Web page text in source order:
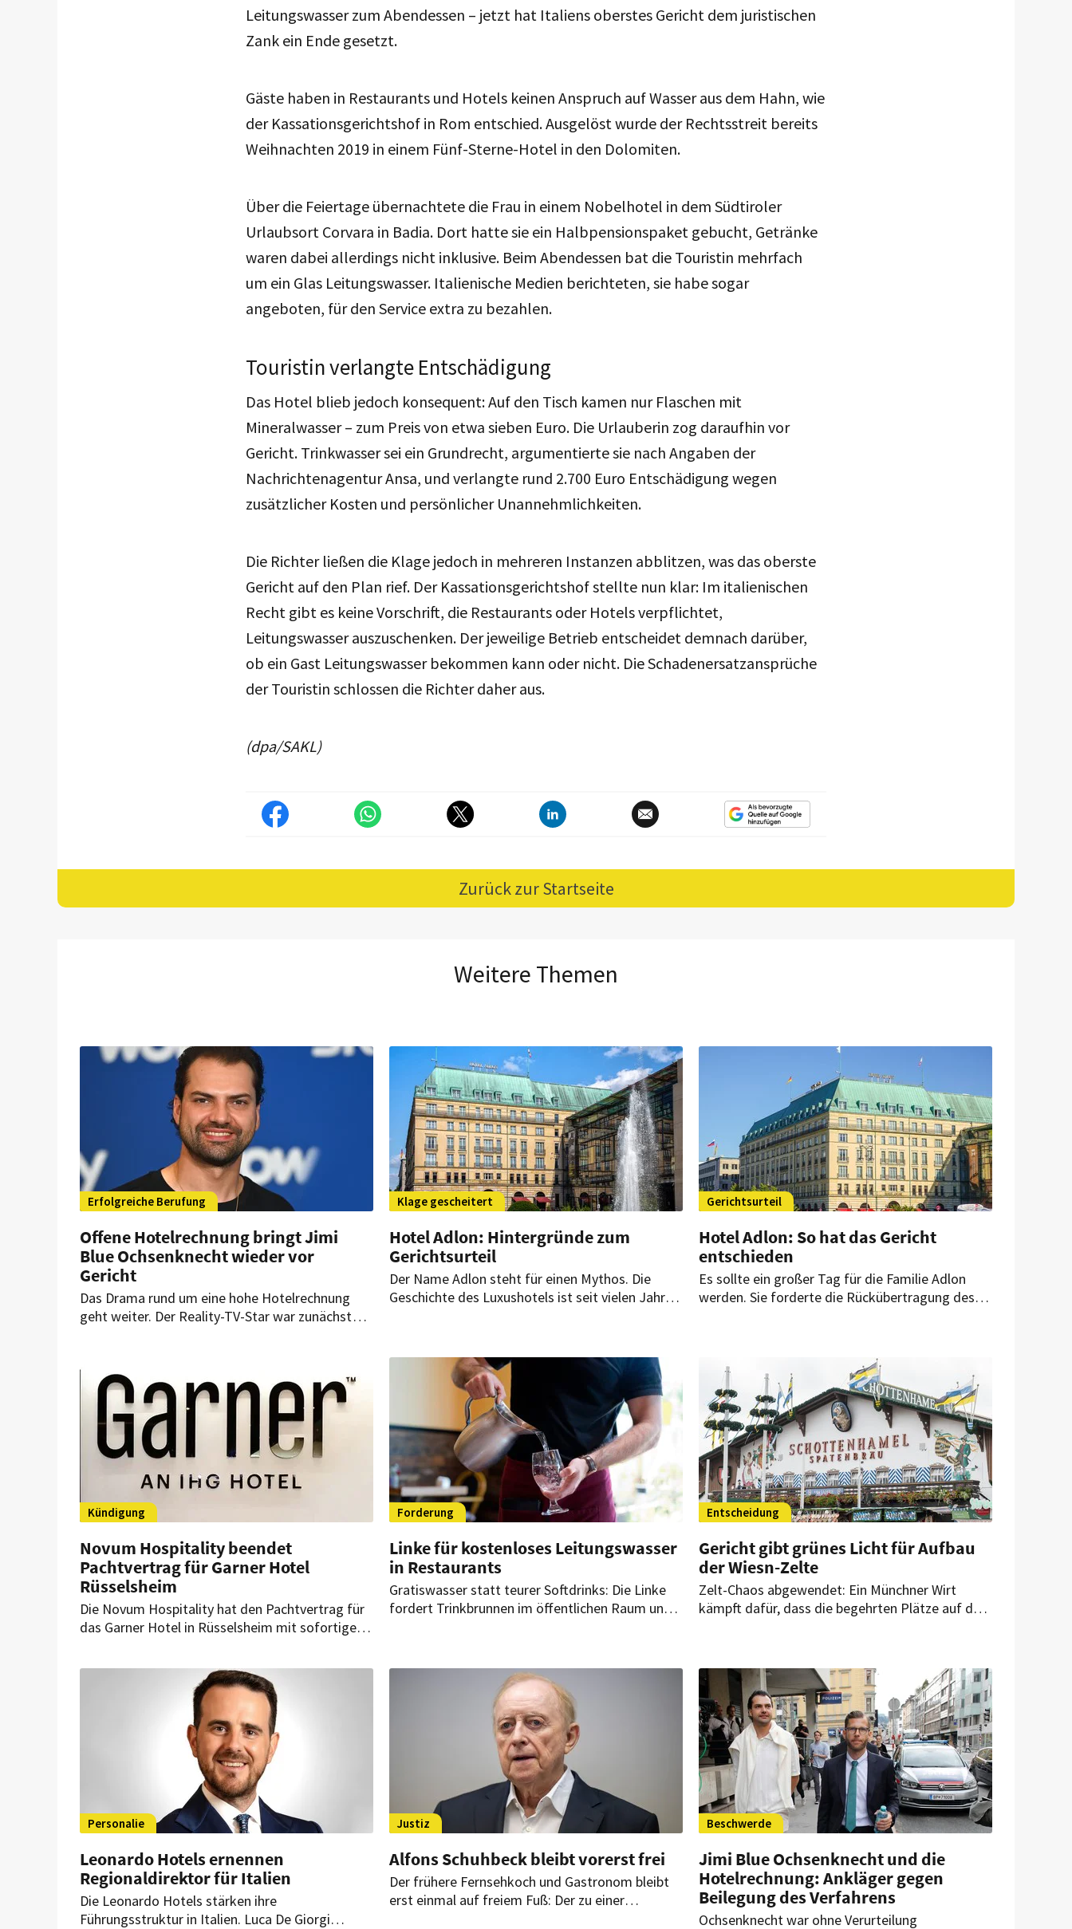
Leitungswasser zum Abendessen – jetzt hat Italiens oberstes Gericht dem juristischen
Zank ein Ende gesetzt.
Gäste haben in Restaurants und Hotels keinen Anspruch auf Wasser aus dem Hahn, wie
der Kassationsgerichtshof in Rom entschied. Ausgelöst wurde der Rechtsstreit bereits
Weihnachten 2019 in einem Fünf-Sterne-Hotel in den Dolomiten.
Über die Feiertage übernachtete die Frau in einem Nobelhotel in dem Südtiroler
Urlaubsort Corvara in Badia. Dort hatte sie ein Halbpensionspaket gebucht, Getränke
waren dabei allerdings nicht inklusive. Beim Abendessen bat die Touristin mehrfach
um ein Glas Leitungswasser. Italienische Medien berichteten, sie habe sogar
angeboten, für den Service extra zu bezahlen.
Touristin verlangte Entschädigung
Das Hotel blieb jedoch konsequent: Auf den Tisch kamen nur Flaschen mit
Mineralwasser – zum Preis von etwa sieben Euro. Die Urlauberin zog daraufhin vor
Gericht. Trinkwasser sei ein Grundrecht, argumentierte sie nach Angaben der
Nachrichtenagentur Ansa, und verlangte rund 2.700 Euro Entschädigung wegen
zusätzlicher Kosten und persönlicher Unannehmlichkeiten.
Die Richter ließen die Klage jedoch in mehreren Instanzen abblitzen, was das oberste
Gericht auf den Plan rief. Der Kassationsgerichtshof stellte nun klar: Im italienischen
Recht gibt es keine Vorschrift, die Restaurants oder Hotels verpflichtet,
Leitungswasser auszuschenken. Der jeweilige Betrieb entscheidet demnach darüber,
ob ein Gast Leitungswasser bekommen kann oder nicht. Die Schadenersatzansprüche
der Touristin schlossen die Richter daher aus.
(dpa/SAKL)
Zurück zur Startseite
Weitere Themen
Erfolgreiche Berufung
Offene Hotelrechnung bringt Jimi
Blue Ochsenknecht wieder vor
Gericht
Das Drama rund um eine hohe Hotelrechnung
geht weiter. Der Reality-TV-Star war zunächst
Anklägern aber nicht aus.
Klage gescheitert
Hotel Adlon: Hintergründe zum
Gerichtsurteil
Der Name Adlon steht für einen Mythos. Die
Geschichte des Luxushotels ist seit vielen Jahren
Gerichtsurteil
Hotel Adlon: So hat das Gericht
entschieden
Es sollte ein großer Tag für die Familie Adlon
werden. Sie forderte die Rückübertragung des
Kündigung
Novum Hospitality beendet
Pachtvertrag für Garner Hotel
Rüsselsheim
Die Novum Hospitality hat den Pachtvertrag für
das Garner Hotel in Rüsselsheim mit sofortiger
diesen Schritt mit gravierenden Mängeln an der
Trinkwasserinstallation.
Forderung
Linke für kostenloses Leitungswasser
in Restaurants
Gratiswasser statt teurer Softdrinks: Die Linke
fordert Trinkbrunnen im öffentlichen Raum und
Entscheidung
Gericht gibt grünes Licht für Aufbau
der Wiesn-Zelte
Zelt-Chaos abgewendet: Ein Münchner Wirt
kämpft dafür, dass die begehrten Plätze auf dem
eine Entscheidung.
Personalie
Leonardo Hotels ernennen
Regionaldirektor für Italien
Die Leonardo Hotels stärken ihre
Führungsstruktur in Italien. Luca De Giorgi
Justiz
Alfons Schuhbeck bleibt vorerst frei
Der frühere Fernsehkoch und Gastronom bleibt
erst einmal auf freiem Fuß: Der zu einer
Beschwerde
Jimi Blue Ochsenknecht und die
Hotelrechnung: Ankläger gegen
Beilegung des Verfahrens
Ochsenknecht war ohne Verurteilung